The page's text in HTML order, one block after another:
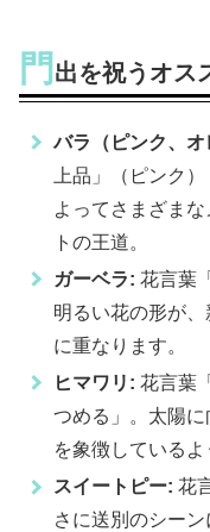
門 出を祝うオス
バラ（ピンク、
上品」（ピンク
よってさまざま
トの王道。
ガーベラ: 花言葉
明るい花の形が
に重なります。
ヒマワリ: 花言葉
つめる」。太陽
を象徴しているよ
スイートピー: 花
さに送別のシー